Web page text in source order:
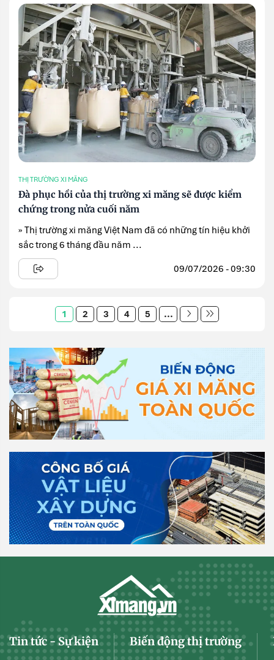
THỊ TRƯỜNG XI MĂNG
Đà phục hồi của thị trường xi măng sẽ được kiểm
chứng trong nửa cuối năm
» Thị trường xi măng Việt Nam đã có những tín hiệu khởi
sắc trong 6 tháng đầu năm ...
09/07/2026 - 09:30
1 2 3 4 5 ...
Tin tức - Sự kiện Biến động thị trường